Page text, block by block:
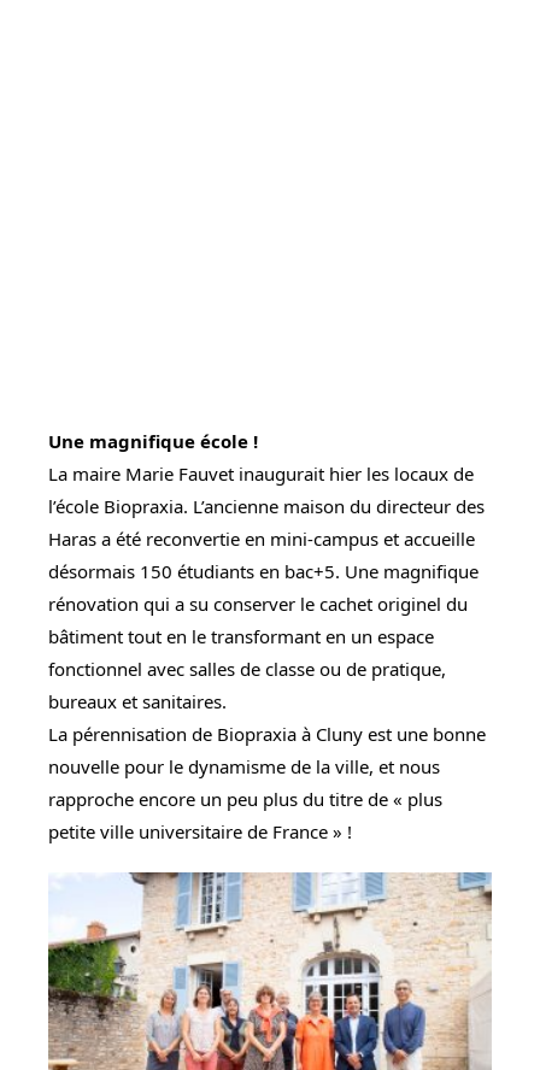
Une magnifique école !
La maire Marie Fauvet inaugurait hier les locaux de
l’école Biopraxia. L’ancienne maison du directeur des
Haras a été reconvertie en mini-campus et accueille
désormais 150 étudiants en bac+5. Une magnifique
rénovation qui a su conserver le cachet originel du
bâtiment tout en le transformant en un espace
fonctionnel avec salles de classe ou de pratique,
bureaux et sanitaires.
La pérennisation de Biopraxia à Cluny est une bonne
nouvelle pour le dynamisme de la ville, et nous
rapproche encore un peu plus du titre de « plus
petite ville universitaire de France » !